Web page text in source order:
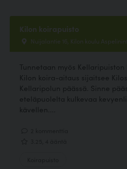
Kilon koirapuisto
Nuijalantie 16, Kilon koulu
Tunnetaan myös Kellaripuiston
Kilon koira-aitaus sijaitsee
Kellaripolun päässä. Sinne
eteläpuolelta kulkevaa
kävellen....